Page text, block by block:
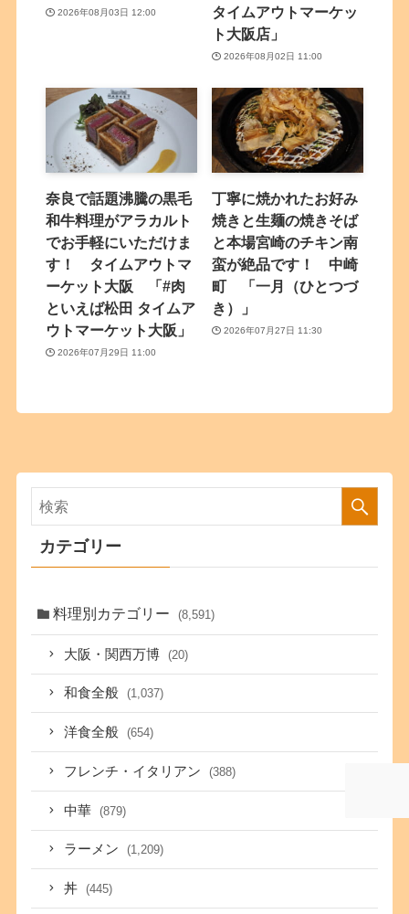
2026年08月03日 12:00
タイムアウトマーケッ
ト大阪店」
2026年08月02日 11:00
奈良で話題沸騰の黒毛
和牛料理がアラカルト
でお手軽にいただけま
す！ タイムアウトマ
ーケット大阪 「#肉
といえば松田 タイムア
ウトマーケット大阪」
2026年07月29日 11:00
丁寧に焼かれたお好み
焼きと生麺の焼きそば
と本場宮崎のチキン南
蛮が絶品です！ 中崎
町 「一月（ひとつづ
き）」
2026年07月27日 11:30
カテゴリー
料理別カテゴリー (8,591)
大阪・関西万博 (20)
和食全般 (1,037)
洋食全般 (654)
フレンチ・イタリアン (388)
中華 (879)
ラーメン (1,209)
丼 (445)